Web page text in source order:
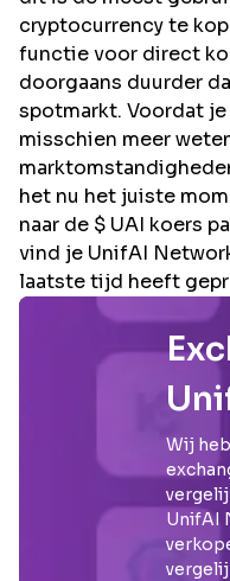
cryptocurrency te
functie voor direct
doorgaans duurder
spotmarkt. Voordat
misschien meer
het nu het juiste
naar de $ UAI koers
vind je UnifAI
laatste tijd heeft
Wij
UnifAI